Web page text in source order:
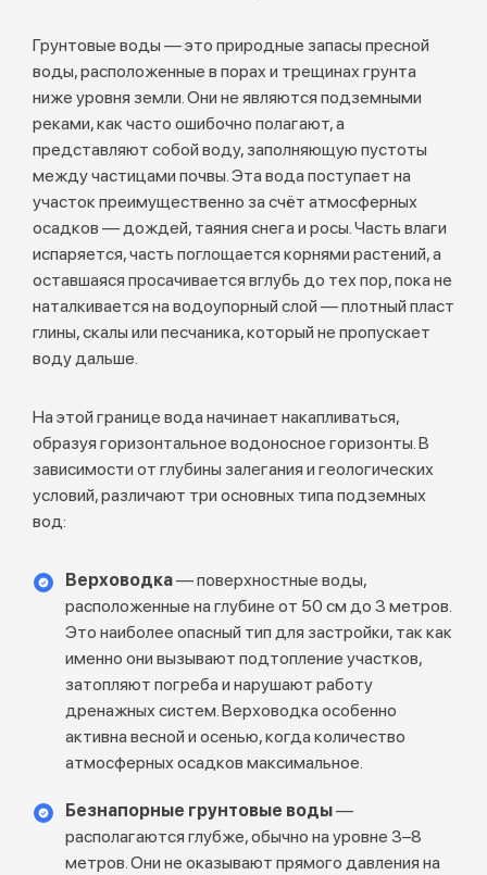
Грунтовые воды — это природные запасы пресной
воды, расположенные в порах и трещинах грунта
ниже уровня земли. Они не являются подземными
реками, как часто ошибочно полагают, а
представляют собой воду, заполняющую пустоты
между частицами почвы. Эта вода поступает на
участок преимущественно за счёт атмосферных
осадков — дождей, таяния снега и росы. Часть влаги
испаряется, часть поглощается корнями растений, а
оставшаяся просачивается вглубь до тех пор, пока не
наталкивается на водоупорный слой — плотный пласт
глины, скалы или песчаника, который не пропускает
воду дальше.
На этой границе вода начинает накапливаться,
образуя горизонтальное водоносное горизонты. В
зависимости от глубины залегания и геологических
условий, различают три основных типа подземных
вод:
Верховодка— поверхностные воды,
расположенные на глубине от 50 см до 3 метров.
Это наиболее опасный тип для застройки, так как
именно они вызывают подтопление участков,
затопляют погреба и нарушают работу
дренажных систем. Верховодка особенно
активна весной и осенью, когда количество
атмосферных осадков максимальное.
Безнапорные грунтовые воды—
располагаются глубже, обычно на уровне 3–8
метров. Они не оказывают прямого давления на